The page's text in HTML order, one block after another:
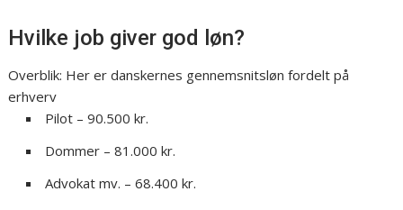
Hvilke job giver god løn?
Overblik: Her er danskernes gennemsnitsløn fordelt på
erhverv
Pilot – 90.500 kr.
Dommer – 81.000 kr.
Advokat mv. – 68.400 kr.